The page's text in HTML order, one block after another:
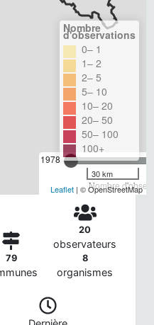
1978
Nombre
Nombre
d'observations
0– 1
1– 2
2– 5
5– 10
10– 20
20– 50
50– 100
100+
30 km
Leaflet | © OpenStreetMap
79
20
observateurs
8
organismes